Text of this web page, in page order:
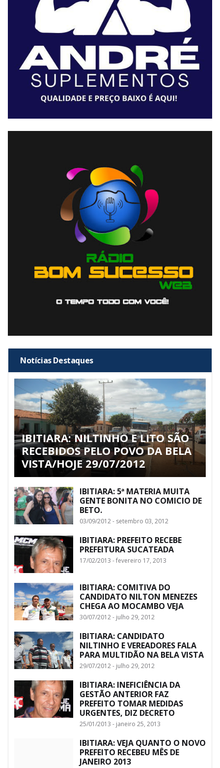
Notícias Destaques
IBITIARA: NILTINHO E LITO SÃO
RECEBIDOS PELO POVO DA BELA
VISTA/HOJE 29/07/2012
IBITIARA: 5ª MATERIA MUITA
GENTE BONITA NO COMICIO DE
BETO.
03/09/2012 - setembro 03, 2012
IBITIARA: PREFEITO RECEBE
PREFEITURA SUCATEADA
17/02/2013 - fevereiro 17, 2013
IBITIARA: COMITIVA DO
CANDIDATO NILTON MENEZES
CHEGA AO MOCAMBO VEJA
30/07/2012 - julho 29, 2012
IBITIARA: CANDIDATO
NILTINHO E VEREADORES FALA
PARA MULTIDÃO NA BELA VISTA
29/07/2012 - julho 29, 2012
IBITIARA: INEFICIÊNCIA DA
GESTÃO ANTERIOR FAZ
PREFEITO TOMAR MEDIDAS
URGENTES, DIZ DECRETO
25/01/2013 - janeiro 25, 2013
IBITIARA: VEJA QUANTO O NOVO
PREFEITO RECEBEU MÊS DE
JANEIRO 2013